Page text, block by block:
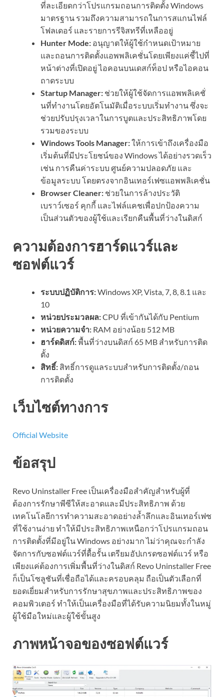
ที่ละเอียดกว่าโปรแกรมถอนการติดตั้ง Windows
มาตรฐาน รวมถึงความสามารถในการสแกนไฟล์
โฟลเดอร์ และรายการรีจิสทรีที่เหลืออยู่
Hunter Mode: อนุญาตให้ผู้ใช้กำหนดเป้าหมาย
และถอนการติดตั้งแอพพลิเคชั่นโดยเพียงแค่ชี้ไปที่
หน้าต่างที่เปิดอยู่ ไอคอนบนเดสก์ท็อป หรือไอคอน
ถาดระบบ
Startup Manager: ช่วยให้ผู้ใช้จัดการแอพพลิเคชั่
นที่ทำงานโดยอัตโนมัติเมื่อระบบเริ่มทำงาน ซึ่งจะ
ช่วยปรับปรุงเวลาในการบูตและประสิทธิภาพโดย
รวมของระบบ
Windows Tools Manager:ให้การเข้าถึงเครื่องมือ
เริ่มต้นที่มีประโยชน์ของ Windows ได้อย่างรวดเร็ว
เช่น การคืนค่าระบบ ศูนย์ความปลอดภัย และ
ข้อมูลระบบ โดยตรงจากอินเทอร์เฟซแอพพลิเคชั่น
Browser Cleaner: ช่วยในการล้างประวัติ
เบราว์เซอร์ คุกกี้ และไฟล์แคชเพื่อปกป้องความ
เป็นส่วนตัวของผู้ใช้และเรียกคืนพื้นที่ว่างในดิสก์
ความต้องการฮาร์ดแวร์และ
ซอฟต์แวร์
ระบบปฏิบัติการ:Windows XP, Vista, 7, 8, 8.1 และ
10
หน่วยประมวลผล:CPU ที่เข้ากันได้กับ Pentium
หน่วยความจำ: RAM อย่างน้อย 512 MB
ฮาร์ดดิสก์:พื้นที่ว่างบนดิสก์ 65 MB สำหรับการติด
ตั้ง
สิทธิ์: สิทธิ์การดูแลระบบสำหรับการติดตั้ง/ถอน
การติดตั้ง
เว็บไซต์ทางการ
Official Website
ข้อสรุป
Revo Uninstaller Free เป็นเครื่องมือสำคัญสำหรับผู้ที่
ต้องการรักษาพีซีให้สะอาดและมีประสิทธิภาพ ด้วย
เทคโนโลยีการทำความสะอาดอย่างล้ำลึกและอินเทอร์เฟซ
ที่ใช้งานง่าย ทำให้มีประสิทธิภาพเหนือกว่าโปรแกรมถอน
การติดตั้งที่มีอยู่ใน Windows อย่างมาก ไม่ว่าคุณจะกำลัง
จัดการกับซอฟต์แวร์ที่ดื้อรั้น เตรียมอัปเกรดซอฟต์แวร์ หรือ
เพียงแค่ต้องการเพิ่มพื้นที่ว่างในดิสก์ Revo Uninstaller Free
ก็เป็นโซลูชันที่เชื่อถือได้และครอบคลุม ถือเป็นตัวเลือกที่
ยอดเยี่ยมสำหรับการรักษาสุขภาพและประสิทธิภาพของ
คอมพิวเตอร์ ทำให้เป็นเครื่องมือที่ได้รับความนิยมทั้งในหมู่
ผู้ใช้มือใหม่และผู้ใช้ขั้นสูง
ภาพหน้าจอของซอฟต์แวร์